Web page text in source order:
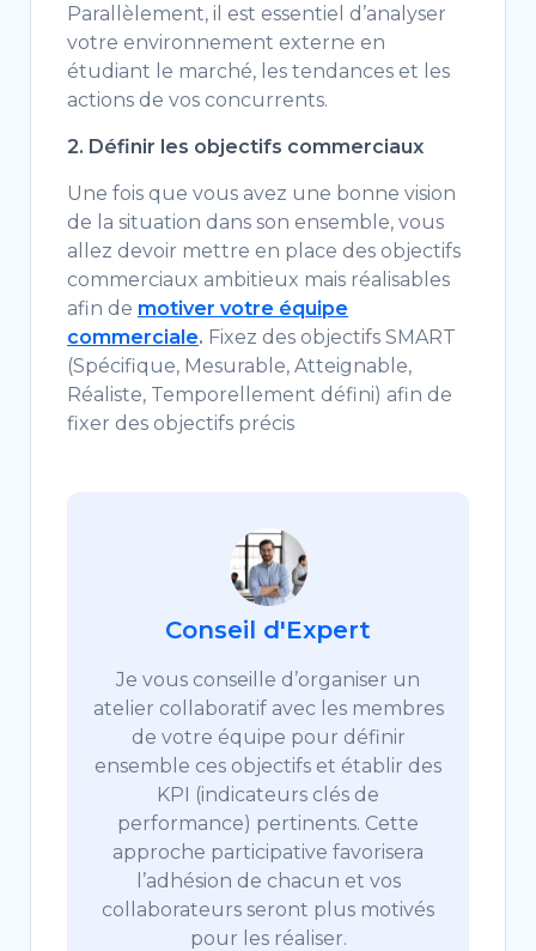
Parallèlement, il est essentiel d’analyser
votre environnement externe en
étudiant le marché, les tendances et les
actions de vos concurrents.
2. Définir les objectifs commerciaux
Une fois que vous avez une bonne vision
de la situation dans son ensemble, vous
allez devoir mettre en place des objectifs
commerciaux ambitieux mais réalisables
afin de motiver votre équipe
commerciale. Fixez des objectifs SMART
(Spécifique, Mesurable, Atteignable,
Réaliste, Temporellement défini) afin de
fixer des objectifs précis
Conseil d'Expert
Je vous conseille d’organiser un
atelier collaboratif avec les membres
de votre équipe pour définir
ensemble ces objectifs et établir des
KPI (indicateurs clés de
performance) pertinents. Cette
approche participative favorisera
l’adhésion de chacun et vos
collaborateurs seront plus motivés
pour les réaliser.